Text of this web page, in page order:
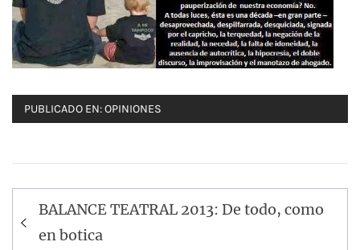
PUBLICADO EN:OPINIONES
Navegación
de
BALANCE TEATRAL 2013: De todo, como
en botica